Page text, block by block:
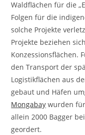
Waldflächen für die
Folgen für die
solche Projekte
Projekte beziehen
Konzessionsflächen.
den Transport der
Logistikflächen aus
gebaut und Häfen
Mongabay wurden
allein 2000 Bagger
geordert.